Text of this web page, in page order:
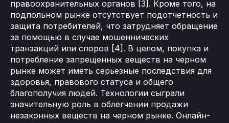
правоохранительных органов [3]. Кроме того, на
подпольном рынке отсутствует подотчетность и
защита потребителей, что затрудняет обращение
за помощью в случае мошеннических
транзакций или споров [4]. В целом, покупка и
потребление запрещенных веществ на черном
рынке может иметь серьезные последствия для
здоровья, правового статуса и общего
благополучия людей. Технологии сыграли
значительную роль в облегчении продажи
незаконных веществ на черном рынке. Онлайн-